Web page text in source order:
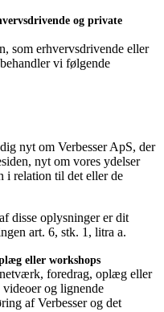
og private
som erhvervsdrivende eller
vi følgende
nyt om Verbesser ApS, der
nyt om vores ydelser
i relation til det eller de
disse oplysninger er dit
art. 6, stk. 1, litra a.
eller workshops
foredrag, oplæg eller
og lignende
af Verbesser og det